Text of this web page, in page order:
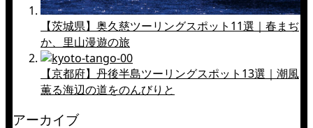
【茨城県】奥久慈ツーリングスポット11選｜春まぢ
か、里山漫遊の旅
【京都府】丹後半島ツーリングスポット13選｜潮風
薫る海辺の道をのんびりと
アーカイブ